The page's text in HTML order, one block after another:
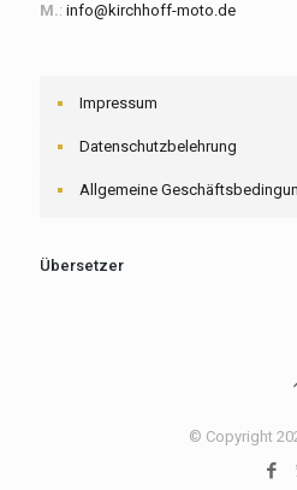
M.: info@kirchhoff-moto.de
Impressum
Datenschutzbelehrung
Allgemeine
Übersetzer
© Copyright